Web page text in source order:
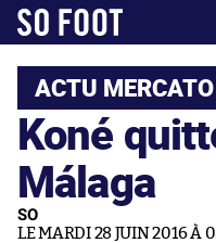
ACTU MERCATO
Koné
Málaga
SO
LE MARDI 28 JUIN 2016 À